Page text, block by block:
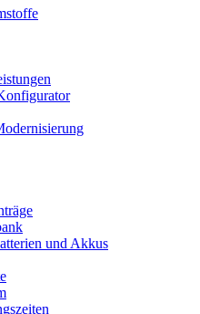
und Akkus